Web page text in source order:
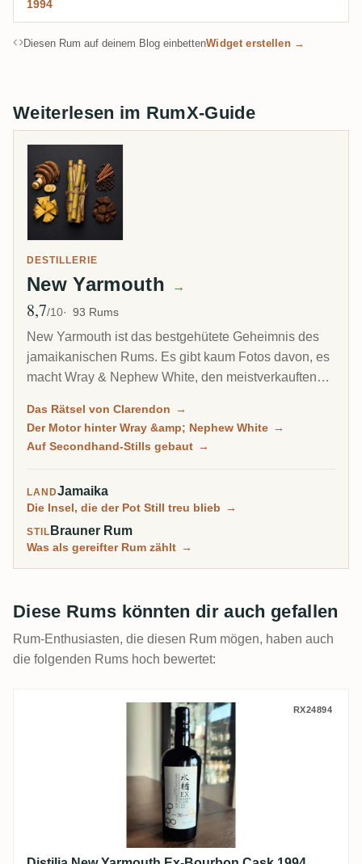
1994
Diesen Rum auf deinem Blog einbettenWidget erstellen →
Weiterlesen im RumX-Guide
DESTILLERIE
New Yarmouth →
Ø Bewertung
8,7/10 93 Rums
New Yarmouth ist das bestgehütete Geheimnis des
jamaikanischen Rums. Es gibt kaum Fotos davon, es
macht Wray & Nephew White, den meistverkauften
Brennereien, die die höchsten Ester erreichen
können. Sammler entdeckten es erst richtig über
Das Rätsel von Clarendon →
Der Motor hinter Wray &amp; Nephew White →
Auf Secondhand-Stills gebaut →
LANDJamaika
Die Insel, die der Pot Still treu blieb →
STIL Brauner Rum
Was als gereifter Rum zählt →
Diese Rums könnten dir auch gefallen
Rum-Enthusiasten, die diesen Rum mögen, haben auch
die folgenden Rums hoch bewertet:
Distilia New Yarmouth Ex-Bourbon Cask
RX24894